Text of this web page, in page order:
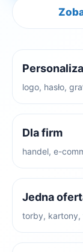
logo, hasło,
Dla firm
handel, e-
Jedna
torby, kartony,